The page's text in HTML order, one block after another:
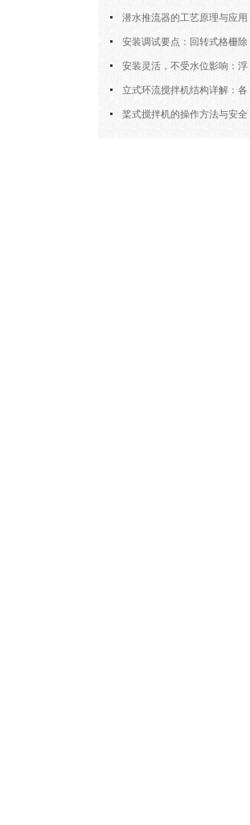
的布置位置对回流效果的影响
潜水推流器的工艺原理与应用
逻辑安装调试要点：回转式格栅除
污机的土建配合要求与水平度校准
安装灵活，不受水位影响：浮
筒式曝气机的结构优势与适用场景
立式环流搅拌机结构详解：各
部件的功能与协同
桨式搅拌机的操作方法与安全